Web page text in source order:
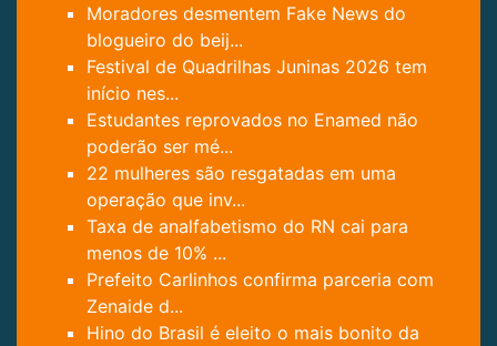
Moradores desmentem Fake News do
blogueiro do beij...
Festival de Quadrilhas Juninas 2026 tem
início nes...
Estudantes reprovados no Enamed não
poderão ser mé...
22 mulheres são resgatadas em uma
operação que inv...
Taxa de analfabetismo do RN cai para
menos de 10% ...
Prefeito Carlinhos confirma parceria com
Zenaide d...
Hino do Brasil é eleito o mais bonito da